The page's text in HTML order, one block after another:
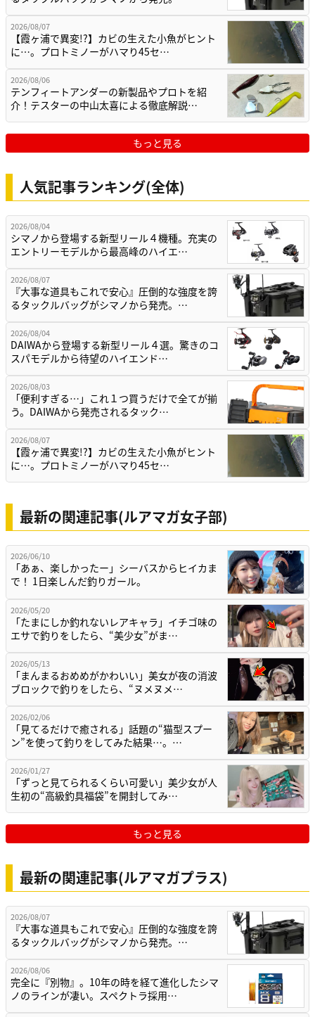
2026/08/07
【霞ヶ浦で異変!?】カビの生えた小魚がヒント
に…。プロトミノーがハマり45セ…
2026/08/06
テンフィートアンダーの新製品やプロトを紹
介！テスターの中山太喜による徹底解説…
もっと見る
人気記事ランキング(全体)
2026/08/04
シマノから登場する新型リール４機種。充実の
エントリーモデルから最高峰のハイエ…
2026/08/07
『大事な道具もこれで安心』圧倒的な強度を誇
るタックルバッグがシマノから発売。…
2026/08/04
DAIWAから登場する新型リール４選。驚きのコ
スパモデルから待望のハイエンド…
2026/08/03
「便利すぎる…」これ１つ買うだけで全てが揃
う。DAIWAから発売されるタック…
2026/08/07
【霞ヶ浦で異変!?】カビの生えた小魚がヒント
に…。プロトミノーがハマり45セ…
最新の関連記事(ルアマガ女子部)
2026/06/10
「あぁ、楽しかったー」シーバスからヒイカま
で！ 1日楽しんだ釣りガール。
2026/05/20
「たまにしか釣れないレアキャラ」イチゴ味の
エサで釣りをしたら、“美少女”がま…
2026/05/13
「まんまるおめめがかわいい」美女が夜の消波
ブロックで釣りをしたら、“ヌメヌメ…
2026/02/06
「見てるだけで癒される」話題の“猫型スプー
ン”を使って釣りをしてみた結果…。…
2026/01/27
「ずっと見てられるくらい可愛い」美少女が人
生初の“高級釣具福袋”を開封してみ…
もっと見る
最新の関連記事(ルアマガプラス)
2026/08/07
『大事な道具もこれで安心』圧倒的な強度を誇
るタックルバッグがシマノから発売。…
2026/08/06
完全に『別物』。10年の時を経て進化したシマ
ノのラインが凄い。スペクトラ採用…